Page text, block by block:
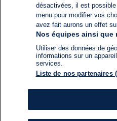
désactivées, il est
menu pour modifier vos
avez fait aurons un effet
Nos équipes ainsi
Utiliser des données de
informations sur un
services.
Liste de nos partenaires